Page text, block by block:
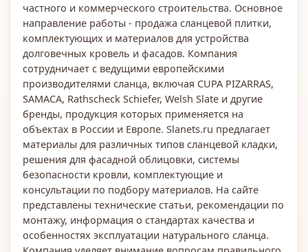
частного и коммерческого строительства. Основное
направление работы - продажа сланцевой плитки,
комплектующих и материалов для устройства
долговечных кровель и фасадов. Компания
сотрудничает с ведущими европейскими
производителями сланца, включая CUPA PIZARRAS,
SAMACA, Rathscheck Schiefer, Welsh Slate и другие
бренды, продукция которых применяется на
объектах в России и Европе. Slanets.ru предлагает
материалы для различных типов сланцевой кладки,
решения для фасадной облицовки, системы
безопасности кровли, комплектующие и
консультации по подбору материалов. На сайте
представлены технические статьи, рекомендации по
монтажу, информация о стандартах качества и
особенностях эксплуатации натурального сланца.